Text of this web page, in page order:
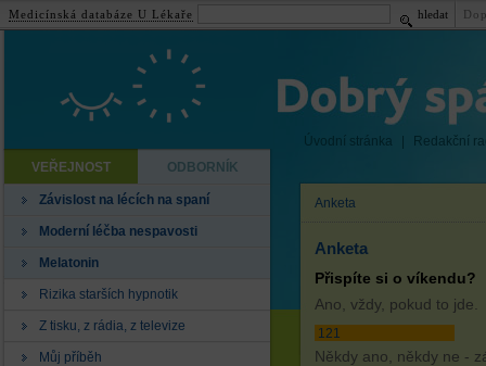
Úvodní stránka
Redakční
VEŘEJNOST
ODBORNÍK
Závislost na lécích na spaní
Moderní léčba nespavosti
Melatonin
Rizika starších hypnotik
Z tisku, z rádia, z televize
Můj příběh
Anketa
Anketa
Přispíte si o víkendu?
Ano, vždy, pokud to jde.
121
Někdy ano, někdy ne -
Medicínská databáze U Lékaře hledat